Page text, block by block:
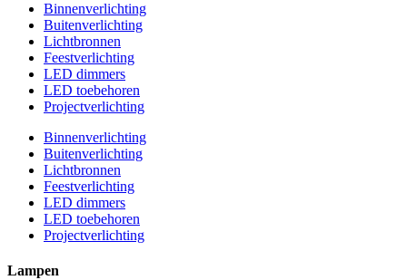
Binnenverlichting
Buitenverlichting
Lichtbronnen
Feestverlichting
LED dimmers
LED toebehoren
Projectverlichting
Binnenverlichting
Buitenverlichting
Lichtbronnen
Feestverlichting
LED dimmers
LED toebehoren
Projectverlichting
Lampen